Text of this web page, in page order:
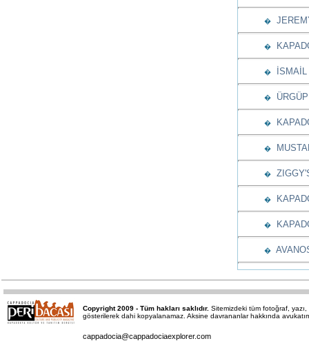
�
�
� İSMAİL
�
�
�
�
�
�
�
Copyright 2009 - Tüm hakları saklıdır. Sitemizdeki tüm fotoğraf,
gösterilerek dahi kopyalanamaz. Aksine davrananlar hakkında
cappadocia@cappadociaexplorer.com